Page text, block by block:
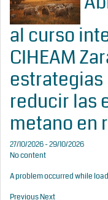
al curso
CIHEAM
reducir las
metano en
27/10/2026 - 29/10/2026
No content
A problem occurred while
PreviousNext